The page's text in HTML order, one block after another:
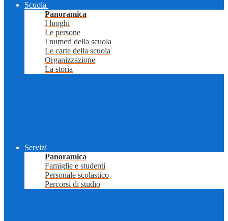
Scuola
Panoramica
I luoghi
Le persone
I numeri della scuola
Le carte della scuola
Organizzazione
La storia
Servizi
Panoramica
Famiglie e studenti
Personale scolastico
Percorsi di studio